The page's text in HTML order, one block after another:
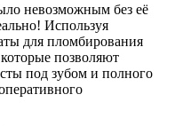
невозможным без её
Используя
для пломбирования
позволяют
под зубом и полного